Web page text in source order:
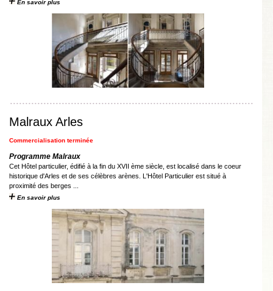
En savoir plus
Malraux Arles
Commercialisation terminée
Programme Malraux
Cet Hôtel particulier, édifié à la fin du XVII ème siècle, est localisé dans le coeur
historique d'Arles et de ses célèbres arènes. L'Hôtel Particulier est situé à
proximité des berges ...
En savoir plus